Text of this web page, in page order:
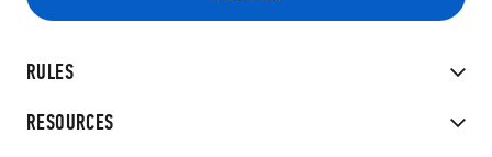
RULES
RESOURCES